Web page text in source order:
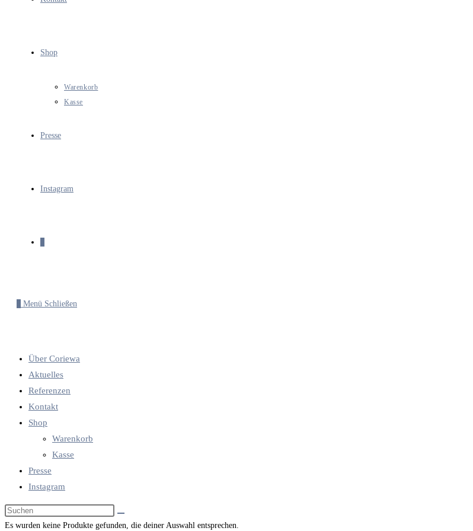
Shop
Warenkorb
Kasse
Presse
Instagram
Menü Schließen
Über Coriewa
Aktuelles
Referenzen
Kontakt
Shop
Warenkorb
Kasse
Presse
Instagram
Diese
Website
Es wurden keine Produkte gefunden, die deiner Auswahl entsprechen.